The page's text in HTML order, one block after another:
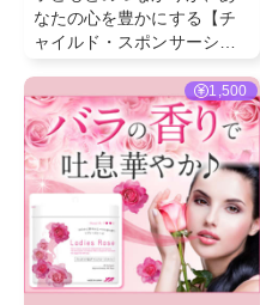
なたの心を豊かにする【チ
ャイルド・スポンサーシッ
1,500